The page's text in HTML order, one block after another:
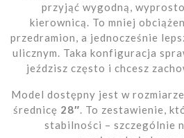
przyjąć wygodną,
kierownicą. To mniej
przedramion, a jednocześnie
ulicznym. Taka konfiguracja
jeździsz często i chcesz
Model dostępny jest w
średnicę 28″. To zestawienie,
stabilności – szczególnie